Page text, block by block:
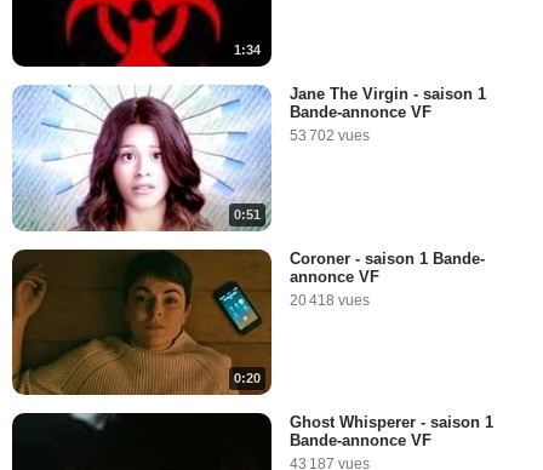
1:34
0:51
Jane The Virgin - saison 1
Bande-annonce VF
53 702 vues
0:20
Coroner - saison 1 Bande-
annonce VF
20 418 vues
Ghost Whisperer - saison 1
Bande-annonce VF
43 187 vues